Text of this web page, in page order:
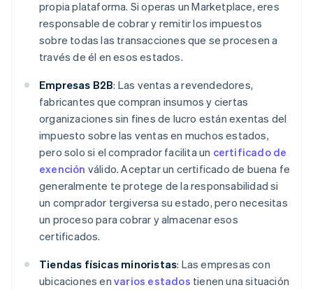
propia plataforma. Si operas un Marketplace, eres
responsable de cobrar y remitir los impuestos
sobre todas las transacciones que se procesen a
través de él en esos estados.
Empresas B2B: Las ventas a revendedores,
fabricantes que compran insumos y ciertas
organizaciones sin fines de lucro están exentas del
impuesto sobre las ventas en muchos estados,
pero solo si el comprador facilita un certificado de
exención válido. Aceptar un certificado de buena fe
generalmente te protege de la responsabilidad si
un comprador tergiversa su estado, pero necesitas
un proceso para cobrar y almacenar esos
certificados.
Tiendas físicas minoristas: Las empresas con
ubicaciones en varios estados tienen una situación